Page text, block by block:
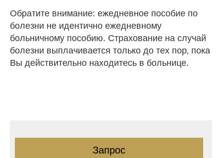
Обратите внимание: ежедневное пособие по
болезни не идентично ежедневному
больничному пособию. Страхование на случай
болезни выплачивается только до тех пор, пока
Вы действительно находитесь в больнице.
Запрос